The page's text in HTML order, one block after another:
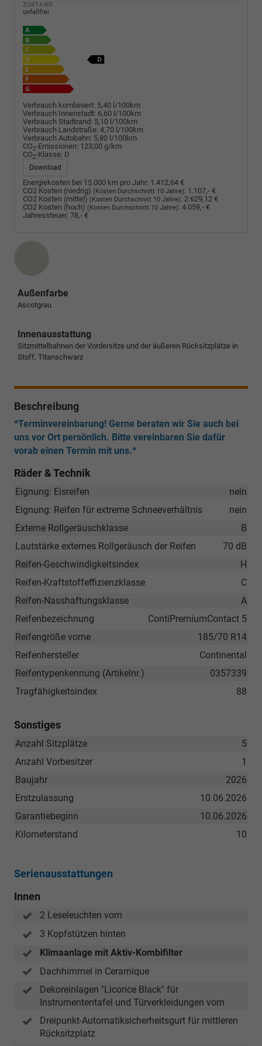
ZUSTAND
unfallfrei
Verbrauch kombiniert: 5,40 l/100km
Verbrauch Innenstadt: 6,60 l/100km
Verbrauch Stadtrand: 5,10 l/100km
Verbrauch Landstraße: 4,70 l/100km
Verbrauch Autobahn: 5,80 l/100km
CO2-Emissionen: 123,00 g/km
CO2-Klasse: D
Download
Energiekosten bei 15.000 km pro Jahr: 1.412,64 €
CO2 Kosten (niedrig) (Kosten Durchschnitt 10 Jahre): 1.107,- €
CO2 Kosten (mittel) (Kosten Durchschnitt 10 Jahre): 2.629,12 €
CO2 Kosten (hoch) (Kosten Durchschnitt 10 Jahre): 4.059,- €
Jahressteuer: 78,- €
Außenfarbe
Ascotgrau
Innenausstattung
Sitzmittelbahnen der Vordersitze und der äußeren Rücksitzplätze in
Stoff, Titanschwarz
Beschreibung
*Terminvereinbarung! Gerne beraten wir Sie auch bei
uns vor Ort persönlich. Bitte vereinbaren Sie dafür
vorab einen Termin mit uns.*
Räder & Technik
nein
Eignung: Eisreifen
nein
Eignung: Reifen für extreme Schneeverhältnis
B
Externe Rollgeräuschklasse
70 dB
Lautstärke externes Rollgeräusch der Reifen
H
Reifen-Geschwindigkeitsindex
C
Reifen-Kraftstoffeffizienzklasse
A
Reifen-Nasshaftungsklasse
ContiPremiumContact 5
Reifenbezeichnung
185/70 R14
Reifengröße vorne
Continental
Reifenhersteller
0357339
Reifentypenkennung (Artikelnr.)
88
Tragfähigkeitsindex
Sonstiges
5
Anzahl Sitzplätze
1
Anzahl Vorbesitzer
2026
Baujahr
10.06.2026
Erstzulassung
10.06.2026
Garantiebeginn
10
Kilometerstand
Serienausstattungen
Innen
2 Leseleuchten vorn
3 Kopfstützen hinten
Klimaanlage mit Aktiv-Kombifilter
Dachhimmel in Ceramique
Dekoreinlagen "Licorice Black" für
Instrumententafel und Türverkleidungen vorn
Dreipunkt-Automatiksicherheitsgurt für mittleren
Rücksitzplatz